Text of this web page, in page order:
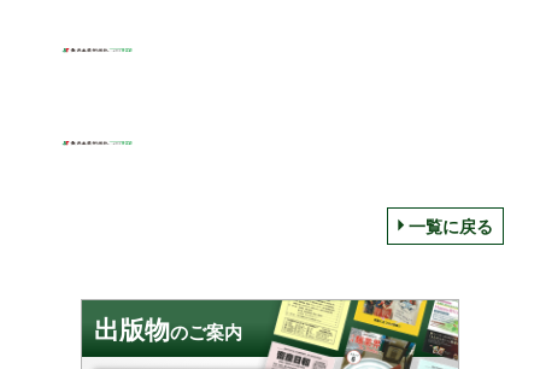
一覧に戻る
出版物のご案内